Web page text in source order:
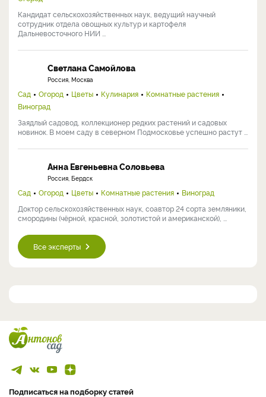
Кандидат сельскохозяйственных наук, ведущий научный
сотрудник отдела овощных культур и картофеля
Дальневосточного НИИ ...
Светлана Самойлова
Россия, Москва
Сад Огород Цветы Кулинария
Комнатные растения
Виноград
Заядлый садовод, коллекционер редких растений и садовых
новинок. В моем саду в северном Подмосковье успешно растут ...
Анна Евгеньевна Соловьева
Россия, Бердск
Сад Огород Цветы Комнатные растения
Виноград
Доктор сельскохозяйственных наук, соавтор 24 сорта земляники,
смородины (чёрной, красной, золотистой и американской), ...
Все эксперты
Подписаться на подборку статей